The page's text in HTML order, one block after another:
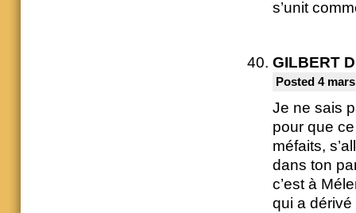
s’unit
GILBERT
Posted 4
Je ne sais
pour que
méfaits,
dans ton
c’est à
qui a dérivé